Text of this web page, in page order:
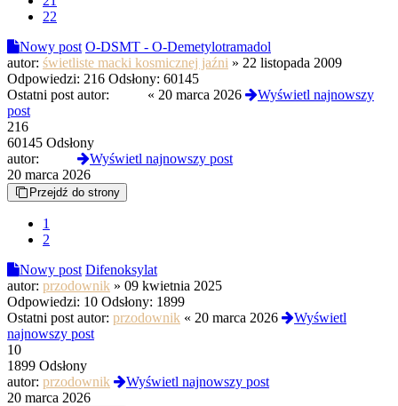
22
Nowy post O-DSMT - O-Demetylotramadol
autor: świetliste macki kosmicznej jaźni » 22 listopada 2009
Odpowiedzi: 216 Odsłony: 60145
Ostatni post autor:
« 20 marca 2026
Wyświetl najnowszy
post
216
60145 Odsłony
autor:
Wyświetl najnowszy post
20 marca 2026
Przejdź do strony
1
2
Nowy post Difenoksylat
autor: przodownik » 09 kwietnia 2025
Odpowiedzi: 10 Odsłony: 1899
Ostatni post autor: przodownik « 20 marca 2026
Wyświetl
najnowszy post
10
1899 Odsłony
autor: przodownik
Wyświetl najnowszy post
20 marca 2026